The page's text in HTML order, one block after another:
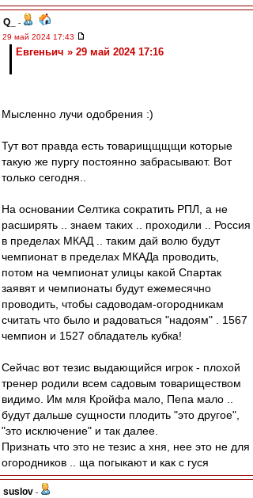
Q_
-
29 май 2024 17:43
Евгеньич » 29 май 2024 17:16
Мысленно лучи одобрения :)
Тут вот правда есть товарищщщщи которые
такую же пургу постоянно забрасывают. Вот
только сегодня..
На основании Селтика сократить РПЛ, а не
расширять .. знаем таких .. проходили .. Россия
в пределах МКАД .. таким дай волю будут
чемпионат в пределах МКАДа проводить,
потом на чемпионат улицы какой Спартак
заявят и чемпионаты будут ежемесячно
проводить, чтобы садоводам-огородникам
считать что было и радоваться "надоям" . 1567
чемпион и 1527 обладатель кубка!
Сейчас вот тезис выдающийся игрок - плохой
тренер родили всем садовым товариществом
видимо. Им мля Кройфа мало, Пепа мало ..
будут дальше сущности плодить "это другое",
"это исключение" и так далее.
Признать что это не тезис а хня, нее это не для
огородников .. ща погыкают и как с гуся
suslov -